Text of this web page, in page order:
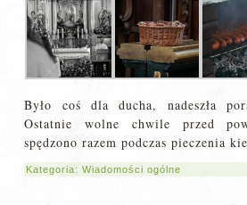
Było coś dla ducha, nadeszła
Ostatnie wolne chwile przed
spędzono razem podczas pieczenia
Kategoria:Wiadomości ogólne